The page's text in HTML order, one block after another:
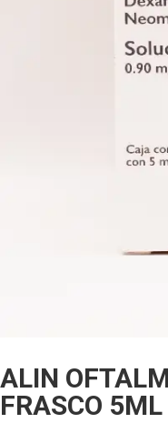
ALIN
FRASCO 5ML